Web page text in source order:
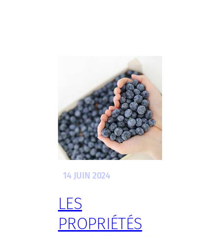
14 JUIN 2024
LES
PROPRIÉTÉS